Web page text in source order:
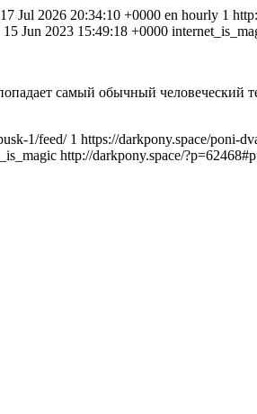
Jul 2026 20:34:10 +0000 en hourly 1
Jun 2023 15:49:18 +0000
самый обычный
1/feed/ 1 https://darkpony.space/poni-
http://darkpony.space/